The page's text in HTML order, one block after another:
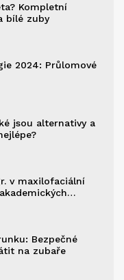
Kompletní
bílé zuby
2024: Průlomové
jsou alternativy a
v maxilofaciální
Bezpečné
na zubaře